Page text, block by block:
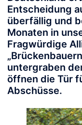
Entscheidung
überfällig und
Monaten in
Fragwürdige
untergraben
öffnen die Tür
Abschüsse.